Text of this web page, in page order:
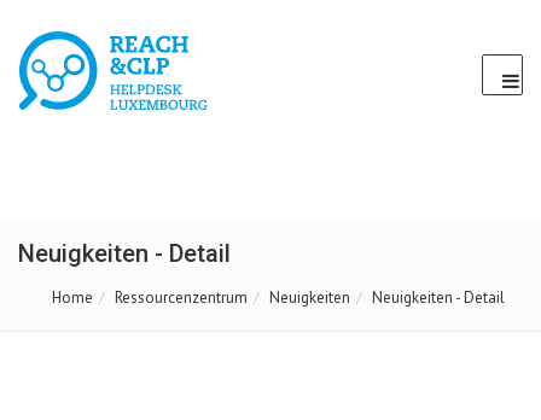
Neuigkeiten - Detail
Home Ressourcenzentrum Neuigkeiten Neuigkeiten - Detail